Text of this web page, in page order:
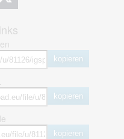
kopieren
kopieren
kopieren